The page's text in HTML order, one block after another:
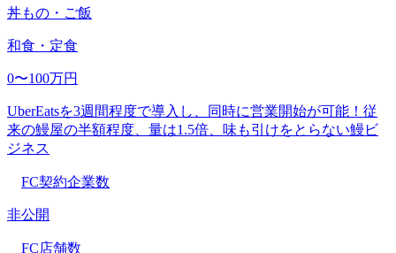
丼もの・ご飯
和食・定食
0〜100万円
UberEatsを3週間程度で導入し、同時に営業開始が可能！従
来の鰻屋の半額程度、量は1.5倍、味も引けをとらない鰻ビ
ジネス
FC契約企業数
非公開
FC店舗数